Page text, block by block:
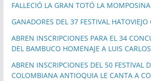
FALLECIÓ LA GRAN TOTÓ LA MOMPOSINA
GANADORES DEL 37 FESTIVAL HATOVIEJO
ABREN INSCRIPCIONES PARA EL 34
DEL BAMBUCO HOMENAJE A LUIS
ABREN INSCRIPCIONES DEL 50 FESTIVAL
COLOMBIANA ANTIOQUIA LE CANTA A